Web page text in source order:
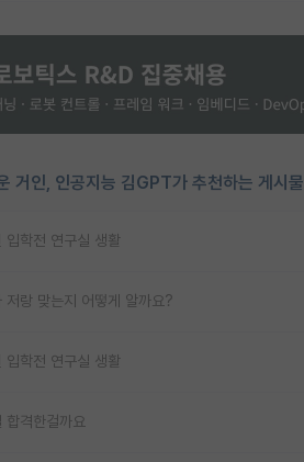
거인, 인공지능 김GPT가 추천하는 게시
입학전 연구실 생활
저랑 맞는지 어떻게 알까요?
입학전 연구실 생활
합격한걸까요